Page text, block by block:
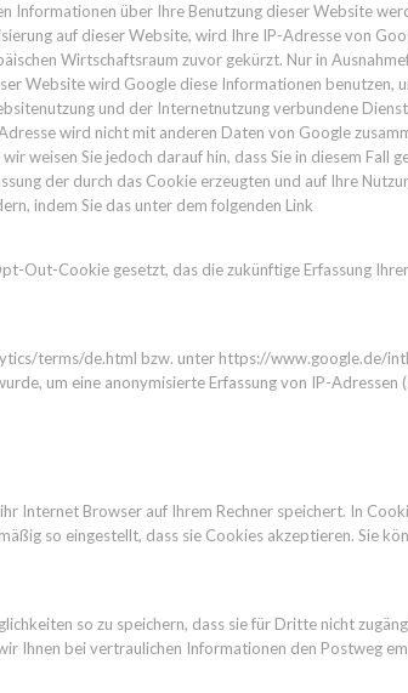
Informationen über Ihre Benutzung dieser Website
auf dieser Website, wird Ihre IP-Adresse von
Wirtschaftsraum zuvor gekürzt. Nur in
Website wird Google diese Informationen benutzen,
und der Internetnutzung verbundene
wird nicht mit anderen Daten von Google
weisen Sie jedoch darauf hin, dass Sie in diesem Fall
der durch das Cookie erzeugten und auf Ihre
indem Sie das unter dem folgenden Link
Out-Cookie gesetzt, das die zukünftige Erfassung
terms/de.html bzw. unter https://www.google.de/
um eine anonymisierte Erfassung von IP-Adressen
Internet Browser auf Ihrem Rechner speichert. In
so eingestellt, dass sie Cookies akzeptieren. Sie
so zu speichern, dass sie für Dritte nicht
Ihnen bei vertraulichen Informationen den Postweg